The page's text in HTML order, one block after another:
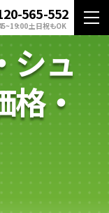
565-552
土日祝もOK
シュ
格・